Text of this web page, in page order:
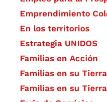
Emprendimiento
En los territorios
Estrategia UNIDOS
Familias en Acción
Familias en su Tierra
Familias en su Tierra